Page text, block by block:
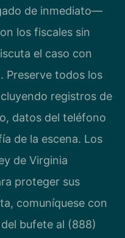
de inmediato—
los fiscales sin
el caso con
Preserve todos los
registros de
datos del teléfono
de la escena. Los
de Virginia
proteger sus
comuníquese con
bufete al (888)